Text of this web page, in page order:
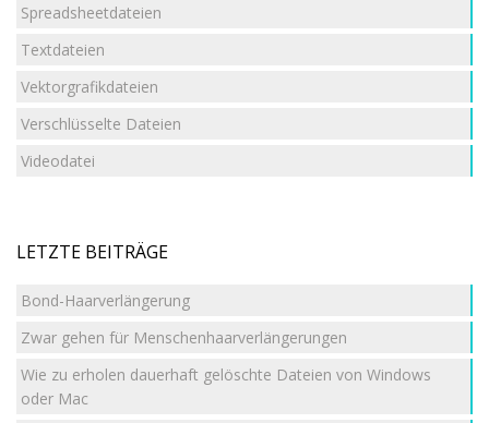
Spreadsheetdateien
Textdateien
Vektorgrafikdateien
Verschlüsselte Dateien
Videodatei
LETZTE BEITRÄGE
Bond-Haarverlängerung
Zwar gehen für Menschenhaarverlängerungen
Wie zu erholen dauerhaft gelöschte Dateien von Windows
oder Mac